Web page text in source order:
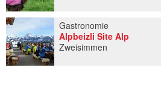
Gastronomie
Alpbeizli Site Alp
Zweisimmen